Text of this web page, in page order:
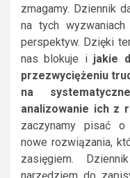
zmagamy. Dziennik
na tych
perspektyw. Dzięki
nas blokuje i jakie
przezwyciężeniu
na
analizowanie ich z
zaczynamy pisać o
nowe rozwiązania,
zasięgiem.